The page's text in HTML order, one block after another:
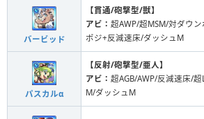
バービッド
【貫通/砲撃型/獣】
アビ： 超AWP/超MSM/対ダウ
ポジ+反減速床/ダッシュM
パスカルα
【反射/砲撃型/亜人】
アビ： 超AGB/AWP/反減速床/超
M/ダッシュM